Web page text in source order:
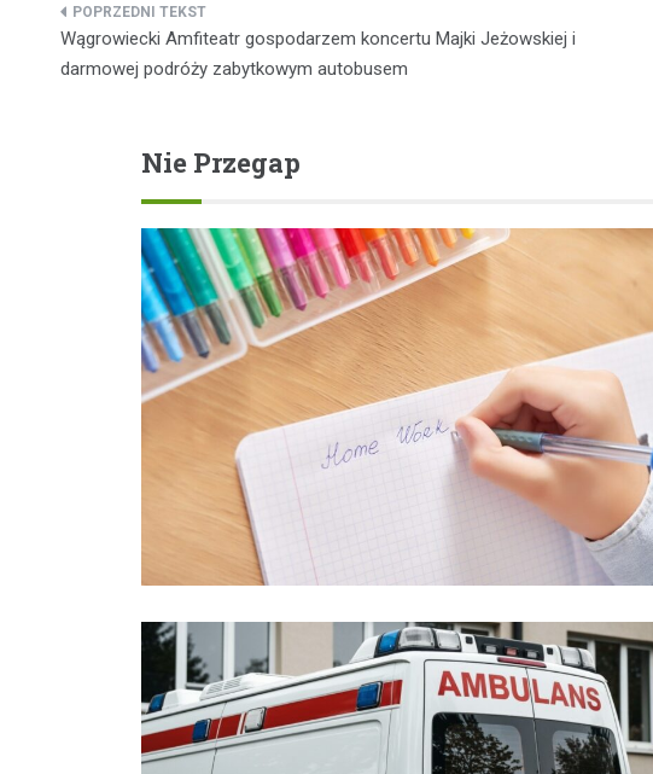
Nawigacja
wpisu
Wągrowiecki Amfiteatr gospodarzem koncertu Majki Jeżowskiej i
darmowej podróży zabytkowym autobusem
Nie Przegap